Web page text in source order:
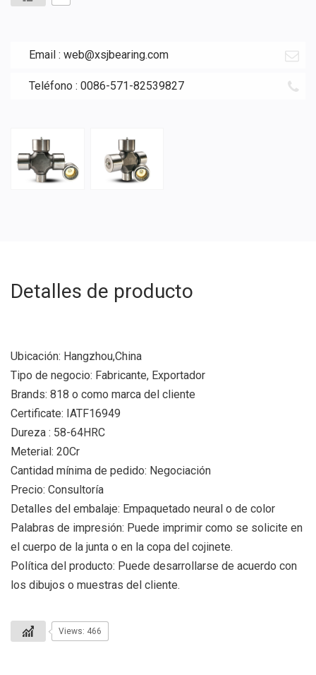
Email : web@xsjbearing.com
Teléfono : 0086-571-82539827
Detalles de producto
Ubicación: Hangzhou,China
Tipo de negocio: Fabricante, Exportador
Brands: 818 o como marca del cliente
Certificate: IATF16949
Dureza : 58-64HRC
Meterial: 20Cr
Cantidad mínima de pedido: Negociación
Precio: Consultoría
Detalles del embalaje: Empaquetado neural o de color
Palabras de impresión: Puede imprimir como se solicite en
el cuerpo de la junta o en la copa del cojinete.
Política del producto: Puede desarrollarse de acuerdo con
los dibujos o muestras del cliente.
Views: 466